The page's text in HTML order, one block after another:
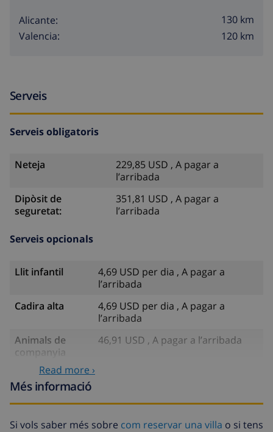
Alicante:
130 km
Valencia:
120 km
Serveis
Serveis obligatoris
Neteja
229,85 USD , A pagar a
l’arribada
Dipòsit de
seguretat:
351,81 USD , A pagar a
l’arribada
Serveis opcionals
Llit infantil
4,69 USD per dia , A pagar a
l’arribada
Cadira alta
4,69 USD per dia , A pagar a
l’arribada
Animals de
companyia
46,91 USD , A pagar a l’arribada
Arribada amb
retard
Llit extra
14,07 USD per dia , A pagar a
l’arribada
Read more ›
Més informació
Si vols saber més sobre com reservar una villa o si tens